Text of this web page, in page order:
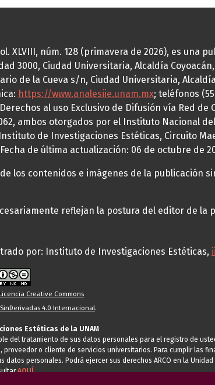
XLVIII, núm. 128 (primavera de 2026), es una
3000, Ciudad Universitaria, Alcaldía
de la Cueva s/n, Ciudad Universitaria,
https://www.analesiie.unam.mx; teléfonos
al uso Exclusivo de Difusión vía Red de
ambos otorgados por el Instituto Nacional
de Investigaciones Estéticas, Circuito
de última actualización: 06 de octubre de
los contenidos e imágenes de la publicación
reflejan la postura del editor de la
por: Instituto de Investigaciones Estéticas,
Creative Commons
4.0 Internacional.
Estéticas de la UNAM
del tratamiento de sus datos personales para el registro de
o cliente de servicios universitarios. Para cumplir las
personales. Podrá ejercer sus derechos ARCO en la
AQUÍ